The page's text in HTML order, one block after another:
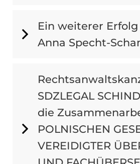
Ein weiterer Erfolg
Anna Specht-
SDZLEGAL
die
POLNISCHEN
VEREIDIGTER